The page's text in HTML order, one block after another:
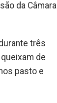
da Câmara
três
de
pasto e